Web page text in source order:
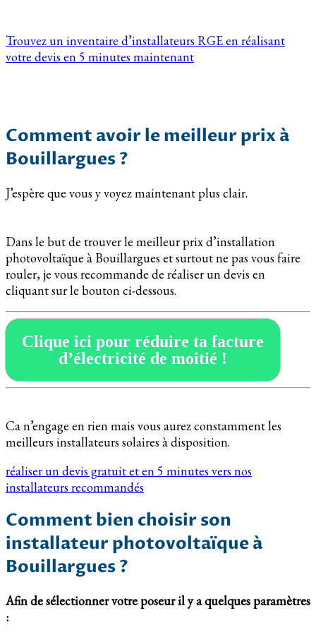
Trouvez un inventaire d’installateurs RGE en réalisant
votre devis en 5 minutes maintenant
Comment avoir le meilleur prix à
Bouillargues ?
J’espère que vous y voyez maintenant plus clair.
Dans le but de trouver le meilleur prix d’installation
photovoltaïque à Bouillargues et surtout ne pas vous faire
rouler, je vous recommande de réaliser un devis en
cliquant sur le bouton ci-dessous.
Clique ici pour réduire ta facture
d’électricité de moitié !
Ca n’engage en rien mais vous aurez constamment les
meilleurs installateurs solaires à disposition.
réaliser un devis gratuit et en 5 minutes vers nos
installateurs recommandés
Comment bien choisir son
installateur photovoltaïque à
Bouillargues ?
Afin de sélectionner votre poseur il y a quelques paramètres
: